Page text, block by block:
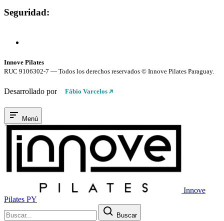
Seguridad:
Innove Pilates
RUC 9106302-7 — Todos los derechos reservados © Innove Pilates Paraguay.
Desarrollado por Fábio Varcelos
Menú
Innove
Pilates PY
Buscar